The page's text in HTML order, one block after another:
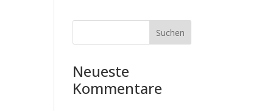
Neueste
Kommentare